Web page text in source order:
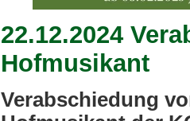
22.12.2024
Hofmusikant
Verabschiedung